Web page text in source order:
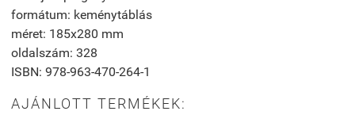
formátum: keménytáblás
méret: 185x280 mm
oldalszám: 328
ISBN: 978-963-470-264-1
AJÁNLOTT TERMÉKEK: